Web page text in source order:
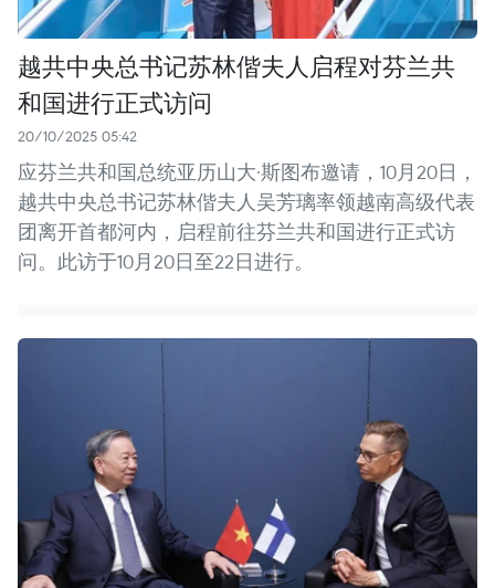
越共中央总书记苏林偕夫人启程对芬兰共
和国进行正式访问
20/10/2025 05:42
应芬兰共和国总统亚历山大·斯图布邀请，10月20日，
越共中央总书记苏林偕夫人吴芳璃率领越南高级代表
团离开首都河内，启程前往芬兰共和国进行正式访
问。此访于10月20日至22日进行。